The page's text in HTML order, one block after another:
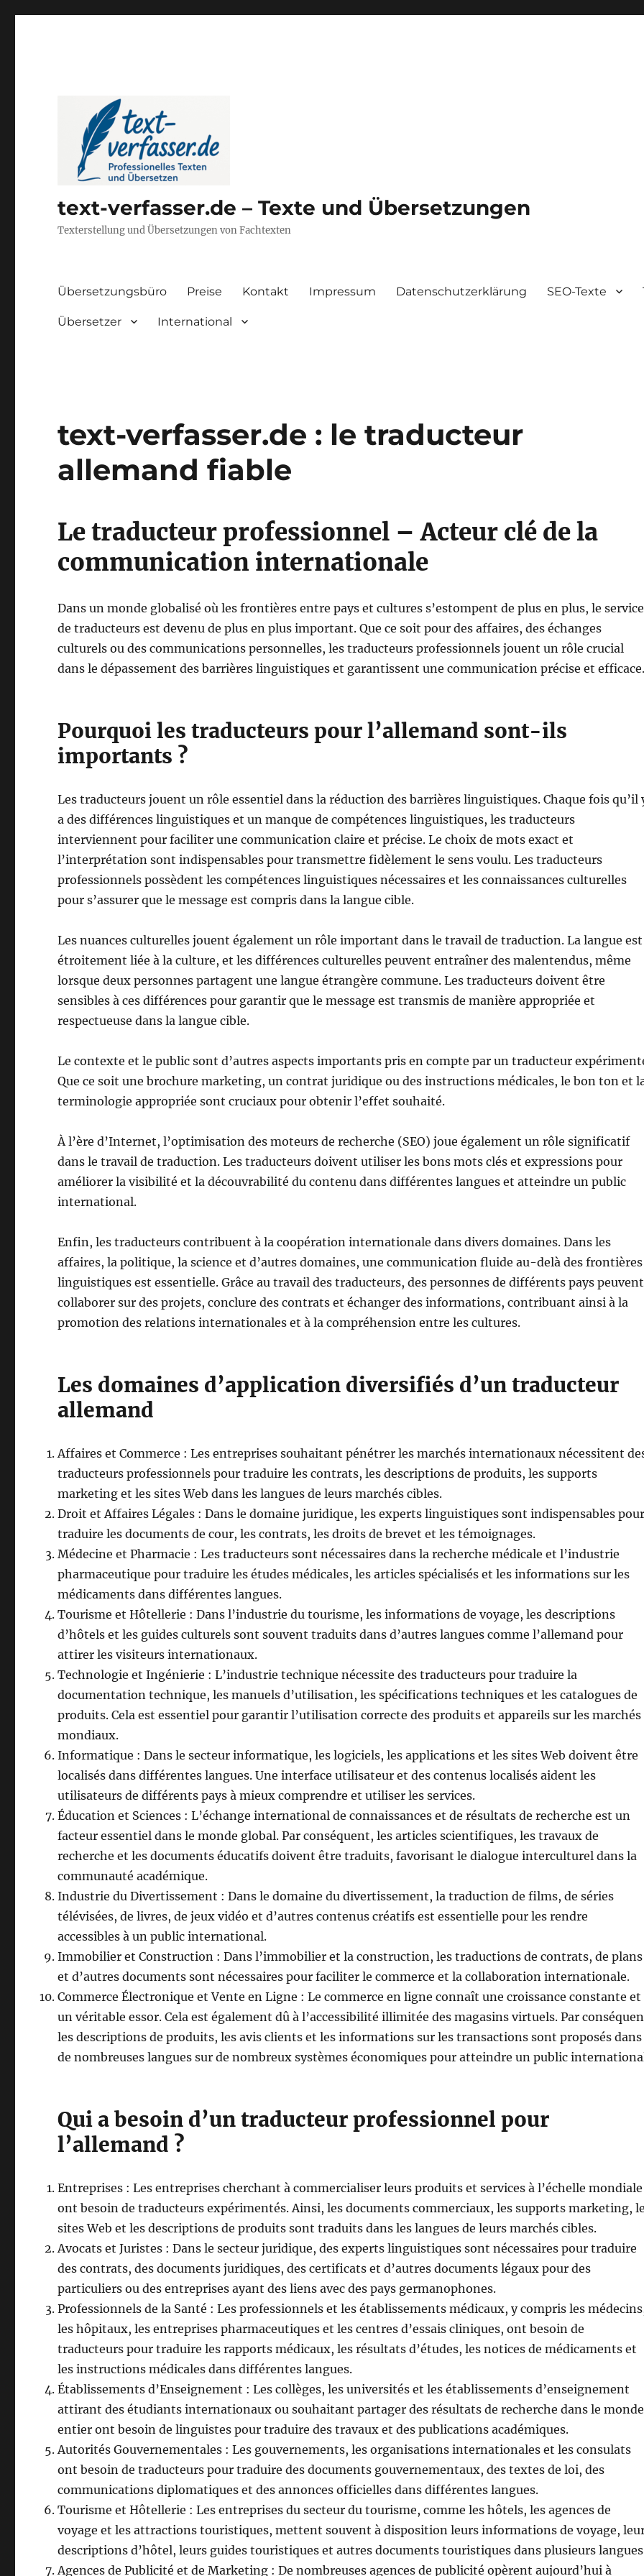
text-verfasser.de – Texte und Übersetzungen
Texterstellung und Übersetzungen von Fachtexten
Übersetzungsbüro Preise Kontakt Impressum Datenschutzerklärung SEO-Texte
Übersetzer International
text-verfasser.de : le traducteur
allemand fiable
Le traducteur professionnel – Acteur clé de la
communication internationale
Dans un monde globalisé où les frontières entre pays et cultures s’estompent de plus en plus, le service
de traducteurs est devenu de plus en plus important. Que ce soit pour des affaires, des échanges
culturels ou des communications personnelles, les traducteurs professionnels jouent un rôle crucial
dans le dépassement des barrières linguistiques et garantissent une communication précise et
Pourquoi les traducteurs pour l’allemand sont-ils
importants ?
Les traducteurs jouent un rôle essentiel dans la réduction des barrières linguistiques. Chaque fois qu’il
a des différences linguistiques et un manque de compétences linguistiques, les traducteurs
interviennent pour faciliter une communication claire et précise. Le choix de mots exact et
l’interprétation sont indispensables pour transmettre fidèlement le sens voulu. Les traducteurs
professionnels possèdent les compétences linguistiques nécessaires et les connaissances culturelles
pour s’assurer que le message est compris dans la langue cible.
Les nuances culturelles jouent également un rôle important dans le travail de traduction. La langue est
étroitement liée à la culture, et les différences culturelles peuvent entraîner des malentendus, même
lorsque deux personnes partagent une langue étrangère commune. Les traducteurs doivent être
sensibles à ces différences pour garantir que le message est transmis de manière appropriée et
respectueuse dans la langue cible.
Le contexte et le public sont d’autres aspects importants pris en compte par un traducteur
Que ce soit une brochure marketing, un contrat juridique ou des instructions médicales, le bon ton et
terminologie appropriée sont cruciaux pour obtenir l’effet souhaité.
À l’ère d’Internet, l’optimisation des moteurs de recherche (SEO) joue également un rôle significatif
dans le travail de traduction. Les traducteurs doivent utiliser les bons mots clés et expressions pour
améliorer la visibilité et la découvrabilité du contenu dans différentes langues et atteindre un public
international.
Enfin, les traducteurs contribuent à la coopération internationale dans divers domaines. Dans les
affaires, la politique, la science et d’autres domaines, une communication fluide au-delà des frontières
linguistiques est essentielle. Grâce au travail des traducteurs, des personnes de différents pays peuvent
collaborer sur des projets, conclure des contrats et échanger des informations, contribuant ainsi à la
promotion des relations internationales et à la compréhension entre les cultures.
Les domaines d’application diversifiés d’un traducteur
allemand
Affaires et Commerce : Les entreprises souhaitant pénétrer les marchés internationaux nécessitent
traducteurs professionnels pour traduire les contrats, les descriptions de produits, les supports
marketing et les sites Web dans les langues de leurs marchés cibles.
Droit et Affaires Légales : Dans le domaine juridique, les experts linguistiques sont indispensables
traduire les documents de cour, les contrats, les droits de brevet et les témoignages.
Médecine et Pharmacie : Les traducteurs sont nécessaires dans la recherche médicale et l’industrie
pharmaceutique pour traduire les études médicales, les articles spécialisés et les informations sur les
médicaments dans différentes langues.
Tourisme et Hôtellerie : Dans l’industrie du tourisme, les informations de voyage, les descriptions
d’hôtels et les guides culturels sont souvent traduits dans d’autres langues comme l’allemand pour
attirer les visiteurs internationaux.
Technologie et Ingénierie : L’industrie technique nécessite des traducteurs pour traduire la
documentation technique, les manuels d’utilisation, les spécifications techniques et les catalogues de
produits. Cela est essentiel pour garantir l’utilisation correcte des produits et appareils sur les marchés
mondiaux.
Informatique : Dans le secteur informatique, les logiciels, les applications et les sites Web doivent être
localisés dans différentes langues. Une interface utilisateur et des contenus localisés aident les
utilisateurs de différents pays à mieux comprendre et utiliser les services.
Éducation et Sciences : L’échange international de connaissances et de résultats de recherche est un
facteur essentiel dans le monde global. Par conséquent, les articles scientifiques, les travaux de
recherche et les documents éducatifs doivent être traduits, favorisant le dialogue interculturel dans la
communauté académique.
Industrie du Divertissement : Dans le domaine du divertissement, la traduction de films, de séries
télévisées, de livres, de jeux vidéo et d’autres contenus créatifs est essentielle pour les rendre
accessibles à un public international.
Immobilier et Construction : Dans l’immobilier et la construction, les traductions de contrats, de plans
et d’autres documents sont nécessaires pour faciliter le commerce et la collaboration internationale.
Commerce Électronique et Vente en Ligne : Le commerce en ligne connaît une croissance constante et
un véritable essor. Cela est également dû à l’accessibilité illimitée des magasins virtuels. Par
les descriptions de produits, les avis clients et les informations sur les transactions sont proposés dans
de nombreuses langues sur de nombreux systèmes économiques pour atteindre un public
Qui a besoin d’un traducteur professionnel pour
l’allemand ?
Entreprises : Les entreprises cherchant à commercialiser leurs produits et services à l’échelle mondiale
ont besoin de traducteurs expérimentés. Ainsi, les documents commerciaux, les supports marketing,
sites Web et les descriptions de produits sont traduits dans les langues de leurs marchés cibles.
Avocats et Juristes : Dans le secteur juridique, des experts linguistiques sont nécessaires pour traduire
des contrats, des documents juridiques, des certificats et d’autres documents légaux pour des
particuliers ou des entreprises ayant des liens avec des pays germanophones.
Professionnels de la Santé : Les professionnels et les établissements médicaux, y compris les
les hôpitaux, les entreprises pharmaceutiques et les centres d’essais cliniques, ont besoin de
traducteurs pour traduire les rapports médicaux, les résultats d’études, les notices de médicaments et
les instructions médicales dans différentes langues.
Établissements d’Enseignement : Les collèges, les universités et les établissements d’enseignement
attirant des étudiants internationaux ou souhaitant partager des résultats de recherche dans le monde
entier ont besoin de linguistes pour traduire des travaux et des publications académiques.
Autorités Gouvernementales : Les gouvernements, les organisations internationales et les consulats
ont besoin de traducteurs pour traduire des documents gouvernementaux, des textes de loi, des
communications diplomatiques et des annonces officielles dans différentes langues.
Tourisme et Hôtellerie : Les entreprises du secteur du tourisme, comme les hôtels, les agences de
voyage et les attractions touristiques, mettent souvent à disposition leurs informations de voyage,
descriptions d’hôtel, leurs guides touristiques et autres documents touristiques dans plusieurs
Agences de Publicité et de Marketing : De nombreuses agences de publicité opèrent aujourd’hui à